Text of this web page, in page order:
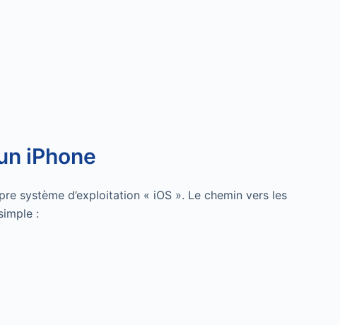
iPhone
système d’exploitation « iOS ». Le chemin vers les
: